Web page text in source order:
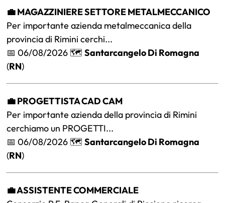
💼 MAGAZZINIERE SETTORE METALMECCANICO
Per importante azienda metalmeccanica della
provincia di Rimini cerchi...
📅 06/08/2026 🗺️Santarcangelo Di Romagna
(RN)
💼 PROGETTISTA CAD CAM
Per importante azienda della provincia di Rimini
cerchiamo un PROGETTI...
📅 06/08/2026 🗺️Santarcangelo Di Romagna
(RN)
💼 ASSISTENTE COMMERCIALE